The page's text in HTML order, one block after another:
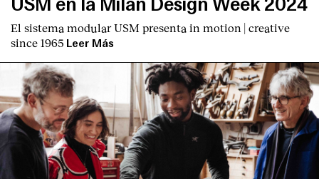
USM en la Milan Design Week 2024
El sistema modular USM presenta in motion | creative
since 1965 Leer Más